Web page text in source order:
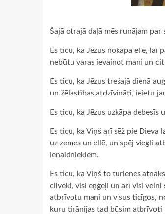
Šajā otrajā daļā mēs runājam par
Es ticu, ka Jēzus nokāpa ellē, lai
nebūtu varas ievainot mani un
Es ticu, ka Jēzus trešajā dienā
un žēlastības atdzīvināti, ieietu
Es ticu, ka Jēzus uzkāpa debesīs
Es ticu, ka Viņš arī sēž pie Dieva
uz zemes un ellē, un spēj viegli
ienaidniekiem.
Es ticu, ka Viņš to turienes
cilvēki, visi eņģeļi un arī visi velni
atbrīvotu mani un visus ticīgos,
kuru tirānijas tad būsim atbrīvoti